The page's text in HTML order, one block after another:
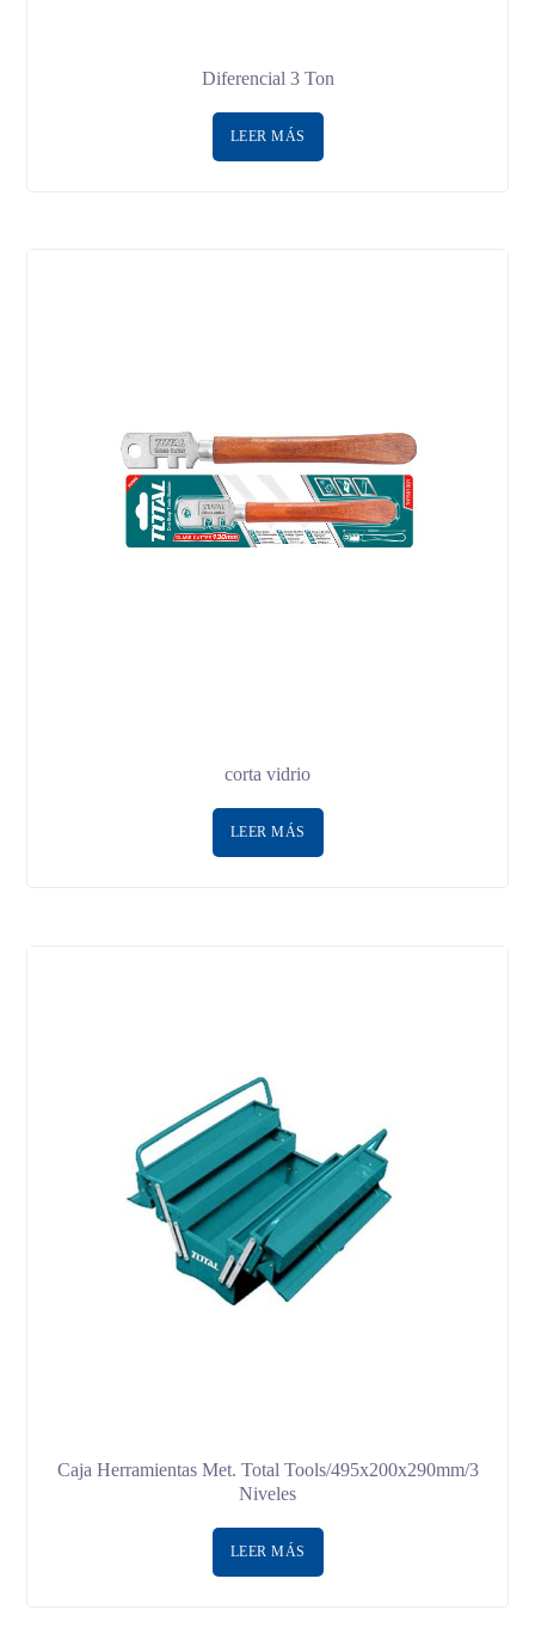
Diferencial 3 Ton
LEER MÁS
corta vidrio
LEER MÁS
Caja Herramientas Met. Total Tools/495x200x290mm/3
Niveles
LEER MÁS